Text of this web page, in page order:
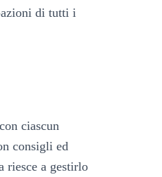
di tutti i
ciascun
consigli ed
riesce a gestirlo